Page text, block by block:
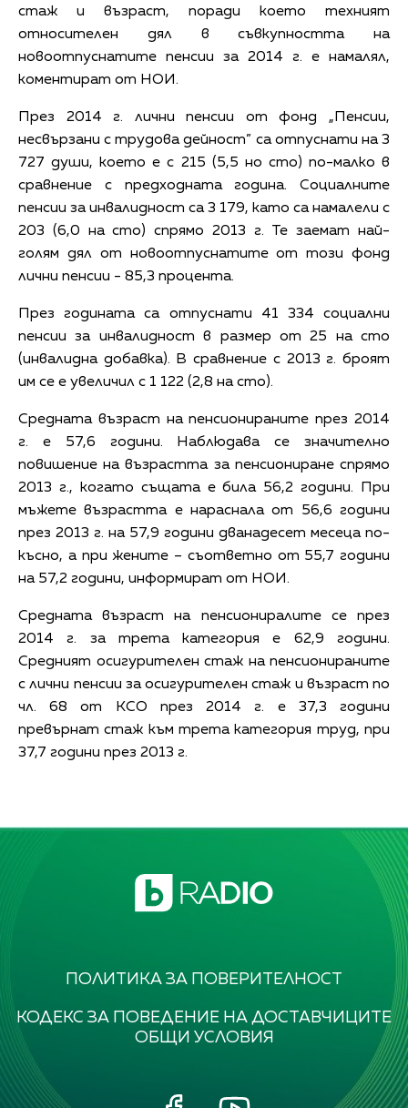
стаж и възраст, поради което техният
относителен дял в съвкупността на
новоотпуснатите пенсии за 2014 г. е намалял,
коментират от НОИ.
През 2014 г. лични пенсии от фонд „Пенсии,
несвързани с трудова дейност” са отпуснати на 3
727 души, което е с 215 (5,5 но сто) по-малко в
сравнение с предходната година. Социалните
пенсии за инвалидност са 3 179, като са намалели с
203 (6,0 на сто) спрямо 2013 г. Те заемат най-
голям дял от новоотпуснатите от този фонд
лични пенсии - 85,3 процента.
През годината са отпуснати 41 334 социални
пенсии за инвалидност в размер от 25 на сто
(инвалидна добавка). В сравнение с 2013 г. броят
им се е увеличил с 1 122 (2,8 на сто).
Средната възраст на пенсионираните през 2014
г. е 57,6 години. Наблюдава се значително
повишение на възрастта за пенсиониране спрямо
2013 г., когато същата е била 56,2 години. При
мъжете възрастта е нараснала от 56,6 години
през 2013 г. на 57,9 години дванадесет месеца по-
късно, а при жените – съответно от 55,7 години
на 57,2 години, информират от НОИ.
Средната възраст на пенсиониралите се през
2014 г. за трета категория е 62,9 години.
Средният осигурителен стаж на пенсионираните
с лични пенсии за осигурителен стаж и възраст по
чл. 68 от КСО през 2014 г. е 37,3 години
превърнат стаж към трета категория труд, при
37,7 години през 2013 г.
ПОЛИТИКА ЗА ПОВЕРИТЕЛНОСТ
КОДЕКС ЗА ПОВЕДЕНИЕ НА ДОСТАВЧИЦИТЕ
ОБЩИ УСЛОВИЯ